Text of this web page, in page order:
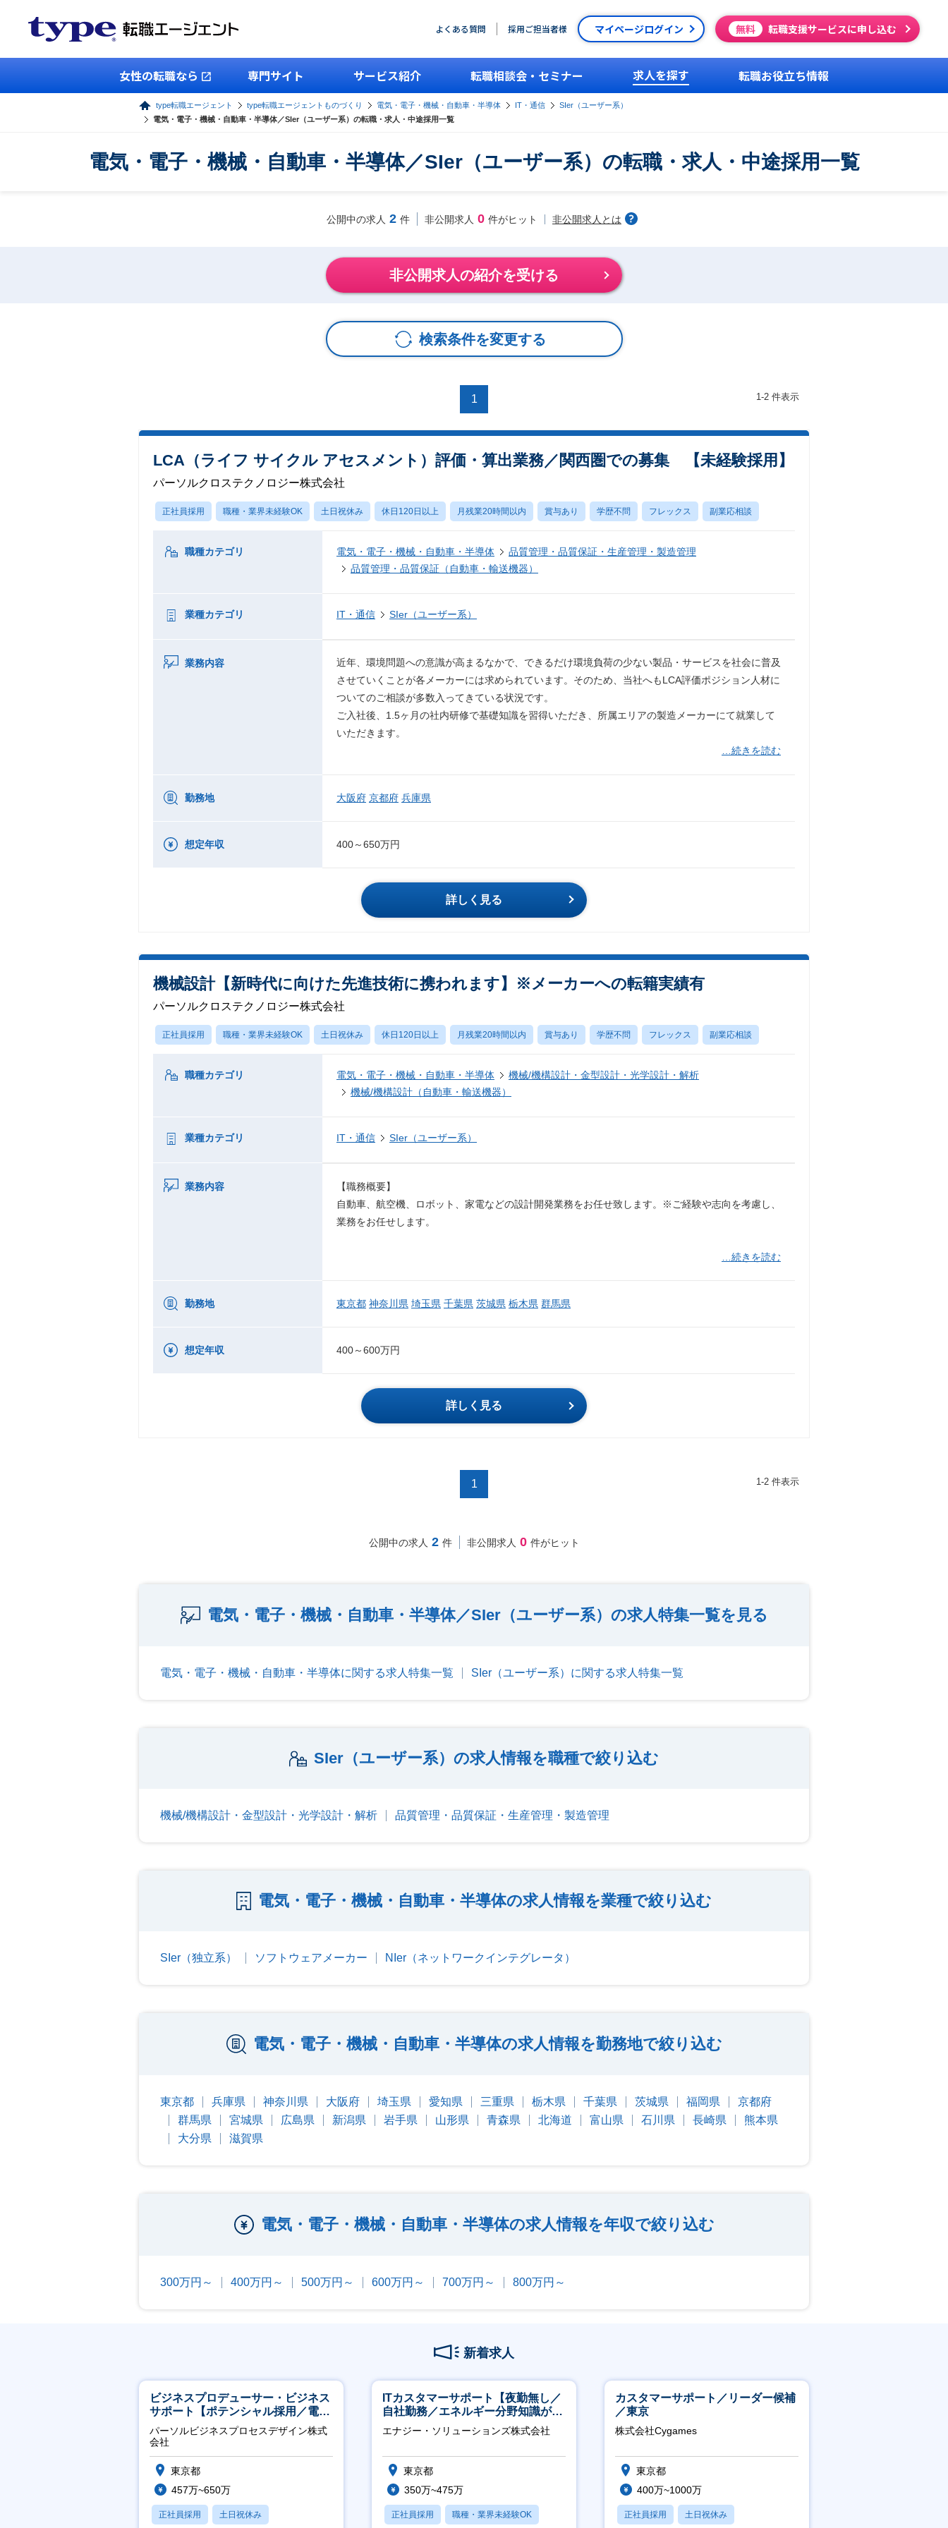
よくある質問 採用ご担当者様 マイページログイン 無料 転職支援サービスに申し込む
女性の転職なら 専門サイト サービス紹介 転職相談会・セミナー 求人を探す 転職お役立ち情報
type転職エージェント type転職エージェントものづくり 電気・電子・機械・自動車・半導体 IT・通信
SIer（ユーザー系）
電気・電子・機械・自動車・半導体／SIer（ユーザー系）の転職・求人・中途採用一覧
電気・電子・機械・自動車・半導体／SIer（ユーザー系）の転職・求人・中途採用一覧
公開中の求人 2 件 非公開求人 0 件がヒット 非公開求人とは
非公開求人の紹介を受ける
検索条件を変更する
1 1-2 件表示
LCA（ライフ サイクル アセスメント）評価・算出業務／関西圏での募集 【未経験採用】
パーソルクロステクノロジー株式会社
正社員採用 職種・業界未経験OK 土日祝休み 休日120日以上 月残業20時間以内 賞与あり 学歴不問 フレックス 副業応相談
職種カテゴリ 電気・電子・機械・自動車・半導体
品質管理・品質保証・生産管理・製造管理
品質管理・品質保証（自動車・輸送機器）
業種カテゴリ IT・通信 SIer（ユーザー系）
業務内容
近年、環境問題への意識が高まるなかで、できるだけ環境負荷の少ない製品・サービスを社会に普及
させていくことが各メーカーには求められています。そのため、当社へもLCA評価ポジション人材に
ついてのご相談が多数入ってきている状況です。
ご入社後、1.5ヶ月の社内研修で基礎知識を習得いただき、所属エリアの製造メーカーにて就業して
いただきます。
…続きを読む
勤務地 大阪府 京都府 兵庫県
想定年収 400～650万円
詳しく見る
機械設計【新時代に向けた先進技術に携われます】※メーカーへの転籍実績有
パーソルクロステクノロジー株式会社
正社員採用 職種・業界未経験OK 土日祝休み 休日120日以上 月残業20時間以内 賞与あり 学歴不問 フレックス 副業応相談
職種カテゴリ 電気・電子・機械・自動車・半導体
機械/機構設計・金型設計・光学設計・解析
機械/機構設計（自動車・輸送機器）
業種カテゴリ IT・通信 SIer（ユーザー系）
業務内容
【職務概要】
自動車、航空機、ロボット、家電などの設計開発業務をお任せ致します。※ご経験や志向を考慮し、
業務をお任せします。
…続きを読む
勤務地 東京都 神奈川県 埼玉県 千葉県 茨城県 栃木県 群馬県
想定年収 400～600万円
詳しく見る
1 1-2 件表示
公開中の求人 2 件 非公開求人 0 件がヒット
電気・電子・機械・自動車・半導体／SIer（ユーザー系）の求人特集一覧を見る
電気・電子・機械・自動車・半導体に関する求人特集一覧 SIer（ユーザー系）に関する求人特集一覧
SIer（ユーザー系）の求人情報を職種で絞り込む
機械/機構設計・金型設計・光学設計・解析 品質管理・品質保証・生産管理・製造管理
電気・電子・機械・自動車・半導体の求人情報を業種で絞り込む
SIer（独立系） ソフトウェアメーカー NIer（ネットワークインテグレータ）
電気・電子・機械・自動車・半導体の求人情報を勤務地で絞り込む
東京都 兵庫県 神奈川県 大阪府 埼玉県 愛知県 三重県 栃木県 千葉県 茨城県 福岡県
京都府
群馬県
宮城県 広島県 新潟県 岩手県 山形県 青森県 北海道 富山県 石川県 長崎県
熊本県
大分県
滋賀県
電気・電子・機械・自動車・半導体の求人情報を年収で絞り込む
300万円～ 400万円～ 500万円～ 600万円～ 700万円～ 800万円～
新着求人
ビジネスプロデューサー・ビジネス
サポート【ポテンシャル採用／電
力・ガス等の民間向けプロジェクト
推進】
パーソルビジネスプロセスデザイン株式
会社
東京都
457万~650万
正社員採用 土日祝休み
ITカスタマーサポート【夜勤無し／
自社勤務／エネルギー分野知識が身
につきます】
エナジー・ソリューションズ株式会社
東京都
350万~475万
正社員採用 職種・業界未経験OK
カスタマーサポート／リーダー候補
／東京
株式会社Cygames
東京都
400万~1000万
正社員採用 土日祝休み